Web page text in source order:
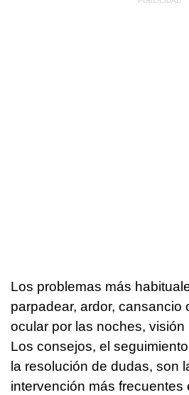
Los problemas más
parpadear, ardor, cansancio
ocular por las noches, visión
Los consejos, el
la resolución de dudas, son
intervención más frecuentes